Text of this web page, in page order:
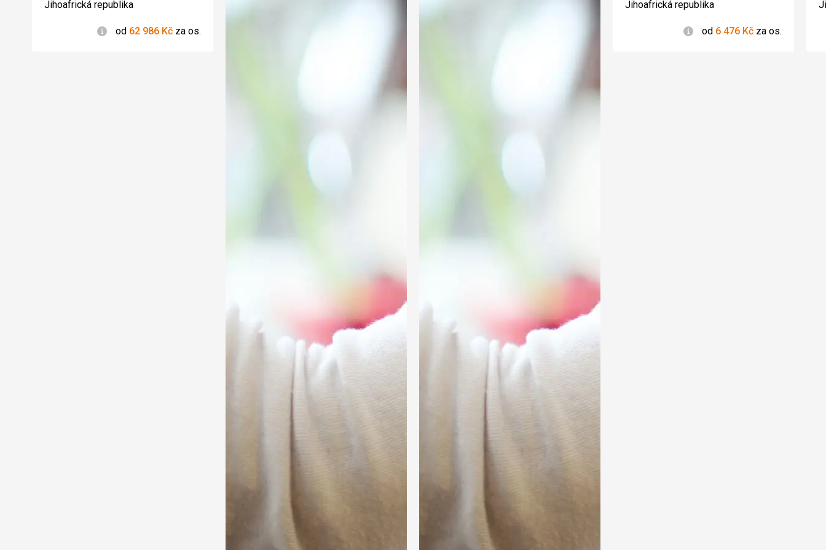
Jihoafrická republika
Informace
od 62 986 Kč za os.
Jihoafrická republika
Informace
od 6 476 Kč za os.